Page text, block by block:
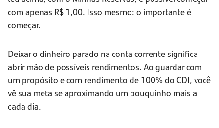
com apenas R$ 1,00. Isso mesmo: o importante é
começar.
Deixar o dinheiro parado na conta corrente significa
abrir mão de possíveis rendimentos. Ao guardar com
um propósito e com rendimento de 100% do CDI, você
vê sua meta se aproximando um pouquinho mais a
cada dia.